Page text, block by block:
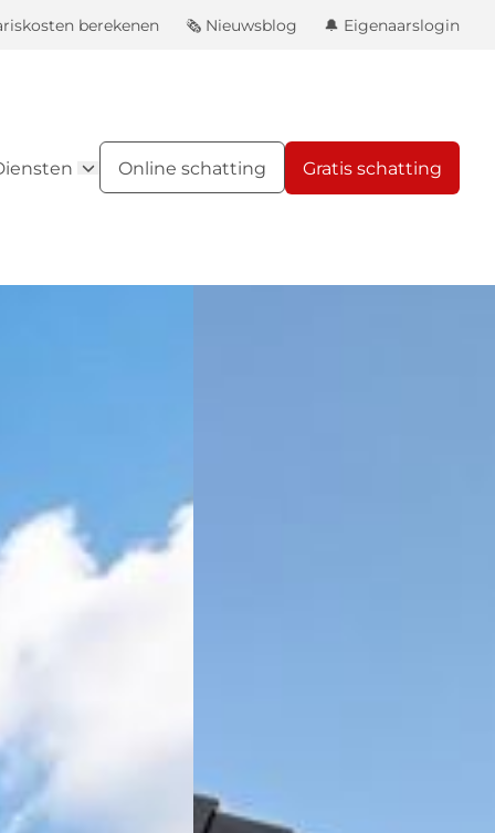
berekenen 🗞️ Nieuwsblog 🔔 Eigenaarslogin
Online schatting Gratis schatting